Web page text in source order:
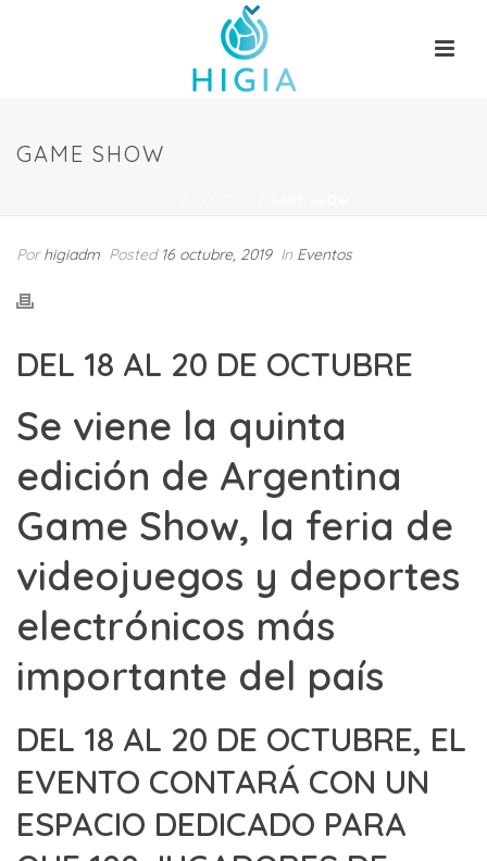
GAME SHOW
Porhigiadm Posted 16 octubre, 2019 In Eventos
DEL 18 AL 20 DE OCTUBRE
Se viene la quinta
edición de Argentina
Game Show, la feria de
videojuegos y deportes
electrónicos más
importante del país
DEL 18 AL 20 DE OCTUBRE, EL
EVENTO CONTARÁ CON UN
ESPACIO DEDICADO PARA